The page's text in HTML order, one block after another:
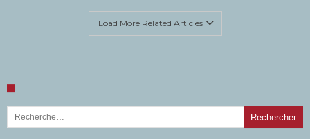
Load More Related Articles
Rechercher :